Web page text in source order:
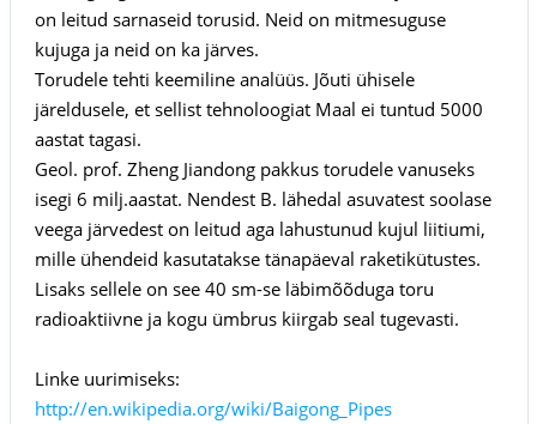
on leitud sarnaseid torusid. Neid on mitmesuguse
kujuga ja neid on ka järves.
Torudele tehti keemiline analüüs. Jõuti ühisele
järeldusele, et sellist tehnoloogiat Maal ei tuntud 5000
aastat tagasi.
Geol. prof. Zheng Jiandong pakkus torudele vanuseks
isegi 6 milj.aastat. Nendest B. lähedal asuvatest soolase
veega järvedest on leitud aga lahustunud kujul liitiumi,
mille ühendeid kasutatakse tänapäeval raketikütustes.
Lisaks sellele on see 40 sm-se läbimõõduga toru
radioaktiivne ja kogu ümbrus kiirgab seal tugevasti.
Linke uurimiseks:
http://en.wikipedia.org/wiki/Baigong_Pipes